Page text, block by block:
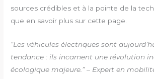
sources crédibles et à la pointe de la
que en savoir plus sur cette page.
“Les véhicules électriques sont
tendance : ils incarnent une révolution
écologique majeure.” – Expert en